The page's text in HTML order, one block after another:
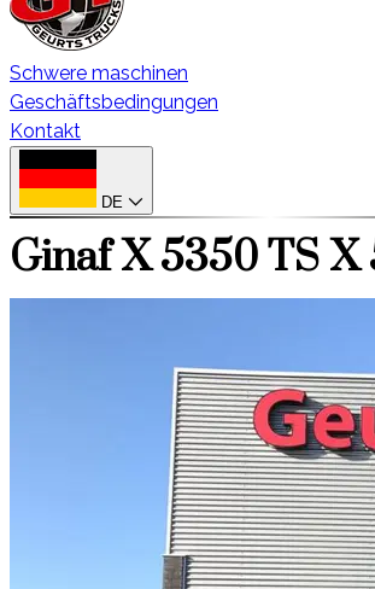
Schwere maschinen
Geschäftsbedingungen
Kontakt
DE
Ginaf X 5350 TS X